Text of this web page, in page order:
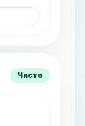
Чисто